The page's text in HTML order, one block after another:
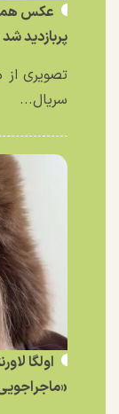
عکس
پربازدید شد
تصویری از
سریال...
اولگا